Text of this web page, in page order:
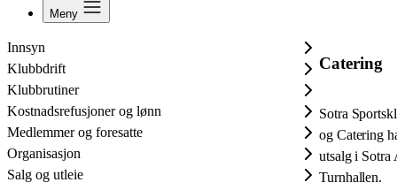
Meny
Innsyn
Klubbdrift
Klubbrutiner
Kostnadsrefusjoner og lønn
Medlemmer og foresatte
Organisasjon
Salg og utleie
Catering
Sotra
og Catering
utsalg i Sotra
Turnhallen.